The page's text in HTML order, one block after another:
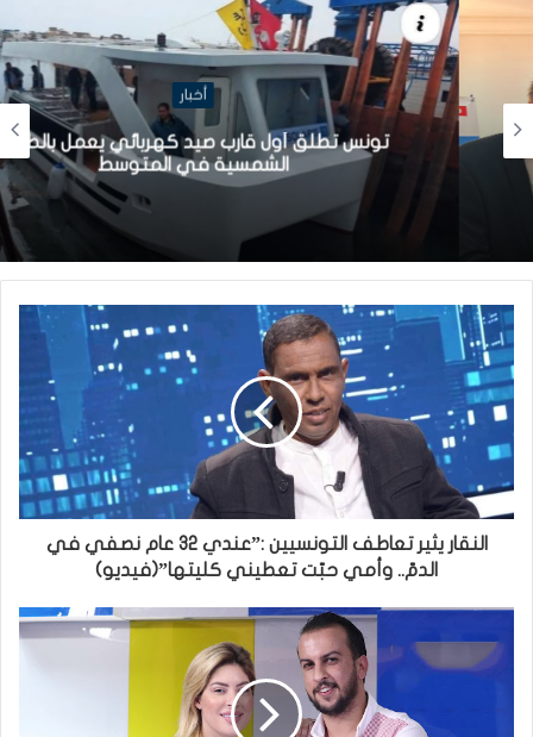
أخبار
تونس تطلق أول قارب صيد كهربائي يعمل بالطاقة
الشمسية في المتوسط
النقار يثير تعاطف التونسيين :”عندي 32 عام نصفي في
الدمّ.. وأمي حبّت تعطيني كليتها”(فيديو)